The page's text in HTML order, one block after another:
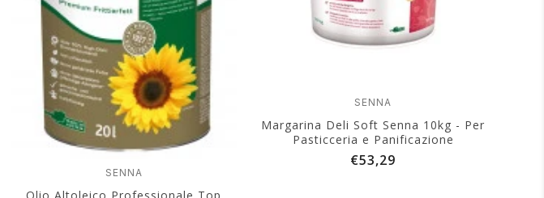
SENNA
SENNA
Margarina Deli Soft Senna 10kg - Per
Pasticceria e Panificazione
€53,29